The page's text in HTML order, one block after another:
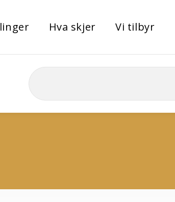
Hva skjer Vi tilbyr